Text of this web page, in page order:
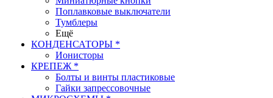
Поплавковые выключатели
Тумблеры
Ещё
КОНДЕНСАТОРЫ *
Ионисторы
КРЕПЕЖ *
Болты и винты пластиковые
Гайки запрессовочные